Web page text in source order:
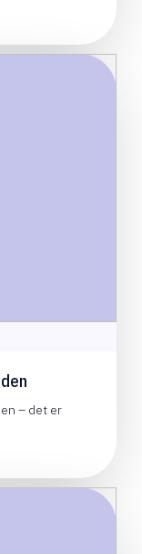
– det er